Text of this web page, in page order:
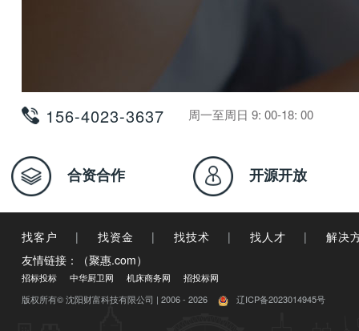
156-4023-3637 周一至周日 9: 00-18: 00
合资合作 开源开放
找客户 | 找资金 | 找技术 | 找人才 |
解决
友情链接：（聚惠.com）
招标投标 中华厨卫网 机床商务网
招投标网
版权所有© 沈阳财富科技有限公司 | 2006 - 2026
辽ICP备2023014945号